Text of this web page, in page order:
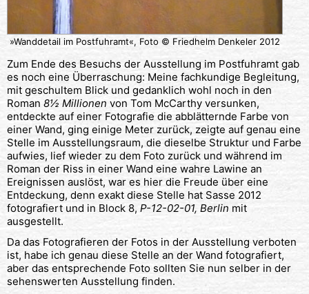
»Wanddetail im Postfuhramt«, Foto © Friedhelm Denkeler 2012
Zum Ende des Besuchs der Ausstellung im Postfuhramt gab
es noch eine Überraschung: Meine fachkundige Begleitung,
mit geschultem Blick und gedanklich wohl noch in den
Roman 8½ Millionen von Tom McCarthy versunken,
entdeckte auf einer Fotografie die abblätternde Farbe von
einer Wand, ging einige Meter zurück, zeigte auf genau eine
Stelle im Ausstellungsraum, die dieselbe Struktur und Farbe
aufwies, lief wieder zu dem Foto zurück und während im
Roman der Riss in einer Wand eine wahre Lawine an
Ereignissen auslöst, war es hier die Freude über eine
Entdeckung, denn exakt diese Stelle hat Sasse 2012
fotografiert und in Block 8, P-12-02-01, Berlin mit
ausgestellt.
Da das Fotografieren der Fotos in der Ausstellung verboten
ist, habe ich genau diese Stelle an der Wand fotografiert,
aber das entsprechende Foto sollten Sie nun selber in der
sehenswerten Ausstellung finden.